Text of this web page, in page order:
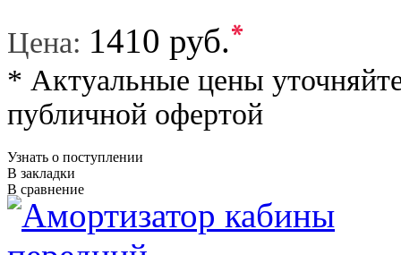
Цена: 1410 руб.*
* Актуальные цены
публичной офертой
Узнать о поступлении
В закладки
В сравнение